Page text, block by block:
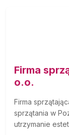
Firma
o.o.
Firma
sprzątania w
utrzymanie